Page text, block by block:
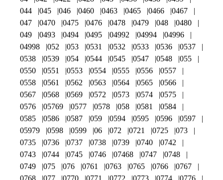
044
045 046 0460 0463 0465 0466
0467
047
0470 0475 0476 0478 0479 048
0480
049
0493 0494 0495 04992 04994
04996
04998
052 053 0531 0532 0533 0536
0537
0538
0539 054 0544 0545 0547 0548
055
0550
0551 0553 0554 0555 0556
0557
0558
0561 0562 0563 0564 0565
0566
0567
0568 0569 0572 0573 0574
0575
0576
05769 0577 0578 058 0581
0584
0585
0586 0587 059 0594 0595 0596
0597
05979
0598 0599 06 072 0721 0725
073
0735
0736 0737 0738 0739 0740
0742
0743
0744 0745 0746 07468 0747
0748
0749
075 076 0761 0763 0765 0766
0767